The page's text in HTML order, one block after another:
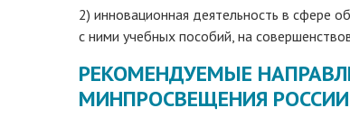
2) инновационная деятельность в сфере
с ними учебных пособий, на
РЕКОМЕНДУЕМЫЕ
МИНПРОСВЕЩЕНИЯ РОССИИ